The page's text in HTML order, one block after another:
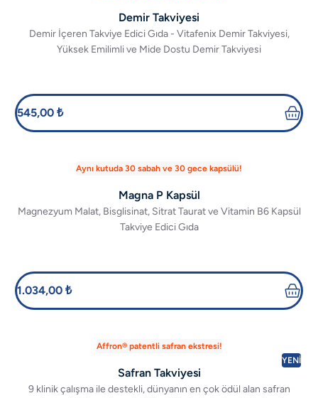
Demir Takviyesi
Demir İçeren Takviye Edici Gıda - Vitafenix Demir Takviyesi,
Yüksek Emilimli ve Mide Dostu Demir Takviyesi
545,00 ₺
Aynı kutuda 30 sabah ve 30 gece kapsülü!
Magna P Kapsül
Magnezyum Malat, Bisglisinat, Sitrat Taurat ve Vitamin B6 Kapsül
Takviye Edici Gıda
1.034,00 ₺
YENİ
Affron® patentli safran ekstresi!
Safran Takviyesi
9 klinik çalışma ile destekli, dünyanın en çok ödül alan safran